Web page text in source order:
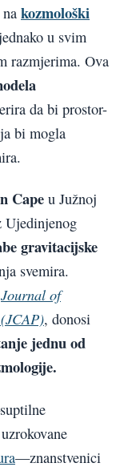
kozmološki
u svim
razmjerima. Ova
da bi prostor-
bi mogla
Cape u Južnoj
Ujedinjenog
gravitacijske
svemira.
Journal of
, donosi
jednu od
—znanstvenici